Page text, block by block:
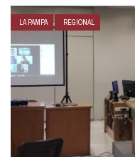
LA PAMPA REGIONAL